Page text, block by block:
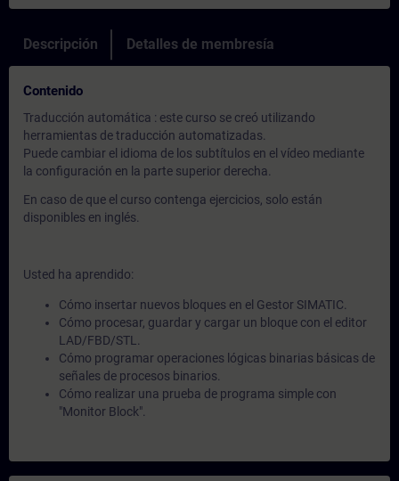
Descripción Detalles de membresía
Contenido
Traducción automática : este curso se creó utilizando
herramientas de traducción automatizadas.
Puede cambiar el idioma de los subtítulos en el vídeo mediante
la configuración en la parte superior derecha.
En caso de que el curso contenga ejercicios, solo están
disponibles en inglés.
Usted ha aprendido:
Cómo insertar nuevos bloques en el Gestor SIMATIC.
Cómo procesar, guardar y cargar un bloque con el editor
LAD/FBD/STL.
Cómo programar operaciones lógicas binarias básicas de
señales de procesos binarios.
Cómo realizar una prueba de programa simple con
"Monitor Block".